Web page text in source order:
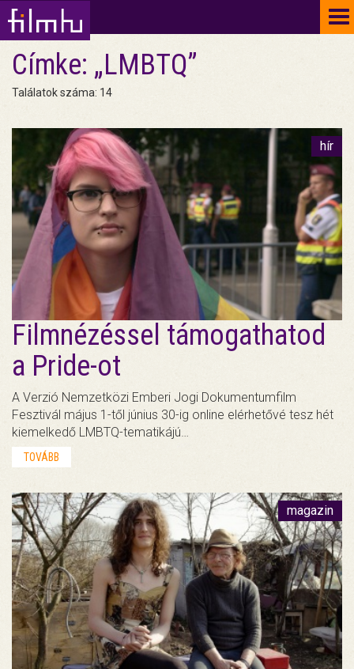
Címke: „LMBTQ”
Találatok száma: 14
hír
Filmnézéssel támogathatod
a Pride-ot
A Verzió Nemzetközi Emberi Jogi Dokumentumfilm
Fesztivál május 1-től június 30-ig online elérhetővé tesz hét
kiemelkedő LMBTQ-tematikájú…
TOVÁBB
magazin